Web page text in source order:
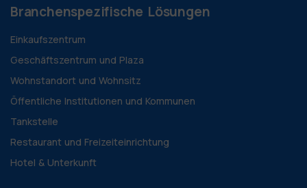
Branchenspezifische Lösungen
Einkaufszentrum
Geschäftszentrum und Plaza
Wohnstandort und Wohnsitz
Öffentliche Institutionen und Kommunen
Tankstelle
Restaurant und Freizeiteinrichtung
Hotel & Unterkunft